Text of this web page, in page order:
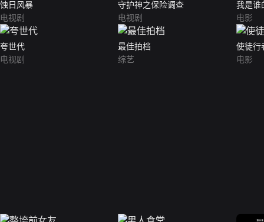
蚀日风暴
电视剧
守护神之保险调查
电视剧
我是谁
电影
夸世代
电视剧
最佳拍档
综艺
使徒行
电影